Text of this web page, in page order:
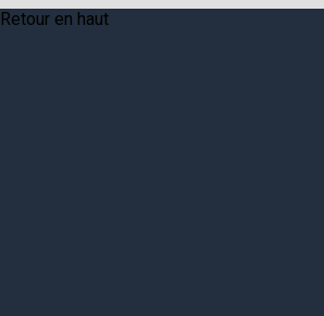
Retour en haut